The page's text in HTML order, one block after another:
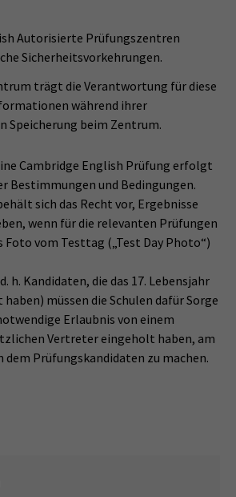
Autorisierte Prüfungszentren
Sicherheitsvorkehrungen.
trägt die Verantwortung für diese
während ihrer
Speicherung beim Zentrum.
Cambridge English Prüfung erfolgt
Bestimmungen und Bedingungen.
sich das Recht vor, Ergebnisse
wenn für die relevanten Prüfungen
Foto vom Testtag („Test Day Photo“)
h. Kandidaten, die das 17. Lebensjahr
müssen die Schulen dafür Sorge
Erlaubnis von einem
Vertreter eingeholt haben, am
dem Prüfungskandidaten zu machen.